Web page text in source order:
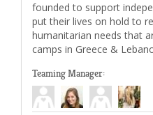
founded to support
put their lives on hold to
humanitarian needs that
camps in Greece &
Teaming Manager: